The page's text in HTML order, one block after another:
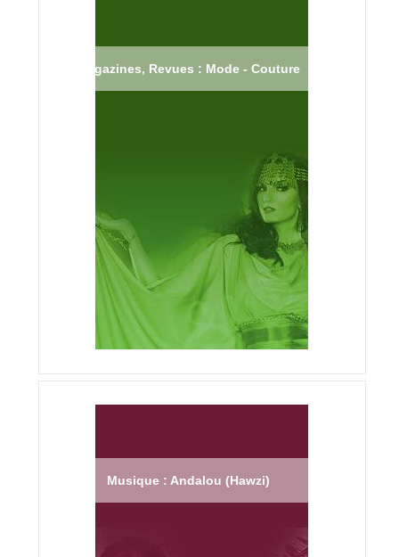
Magazines, Revues : Mode - Couture
Musique : Andalou (Hawzi)